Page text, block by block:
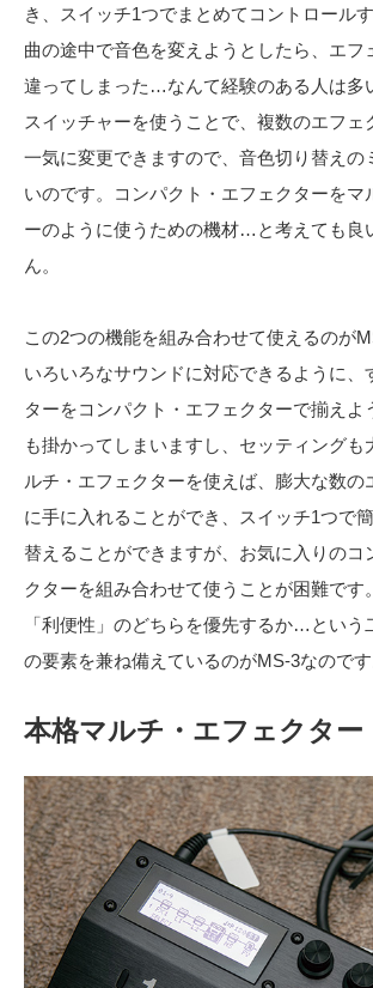
き、スイッチ1つでまとめてコントロール
曲の途中で音色を変えようとしたら、エフ
違ってしまった…なんて経験のある人は多
スイッチャーを使うことで、複数のエフェ
一気に変更できますので、音色切り替えの
いのです。コンパクト・エフェクターをマ
ーのように使うための機材…と考えても良
ん。
この2つの機能を組み合わせて使えるのが
いろいろなサウンドに対応できるように、
ターをコンパクト・エフェクターで揃えよ
も掛かってしまいますし、セッティングも
ルチ・エフェクターを使えば、膨大な数の
に手に入れることができ、スイッチ1つで
替えることができますが、お気に入りのコ
クターを組み合わせて使うことが困難です
「利便性」のどちらを優先するか…という
の要素を兼ね備えているのがMS-3なのです
本格マルチ・エフェクター